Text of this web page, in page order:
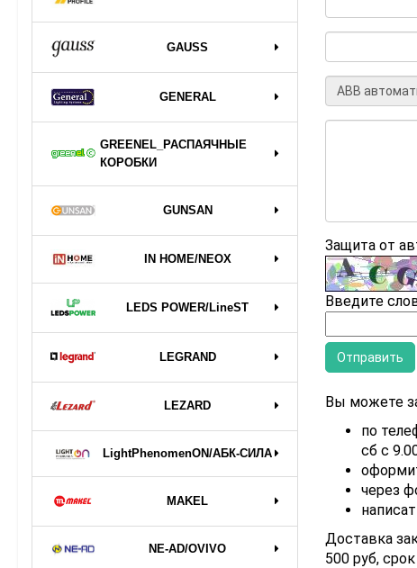
GAUSS
GENERAL
GREENEL_РАСПАЯЧНЫЕ
КОРОБКИ
GUNSAN
IN HOME/NEOX
LEDS POWER/LineST
LEGRAND
LEZARD
LightPhenomenON/АБК-СИЛА
MAKEL
NE-AD/OVIVO
Защита от
Введите
Вы можете
по
сб с
через
Доставка
500 руб,